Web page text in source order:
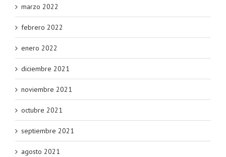
marzo 2022
febrero 2022
enero 2022
diciembre 2021
noviembre 2021
octubre 2021
septiembre 2021
agosto 2021